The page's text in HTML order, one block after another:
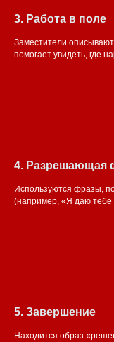
3. Работа в поле
Заместители
помогает увидеть, где
4. Разрешающая
Используются фразы,
(например, «Я даю тебе
5. Завершение
Находится образ